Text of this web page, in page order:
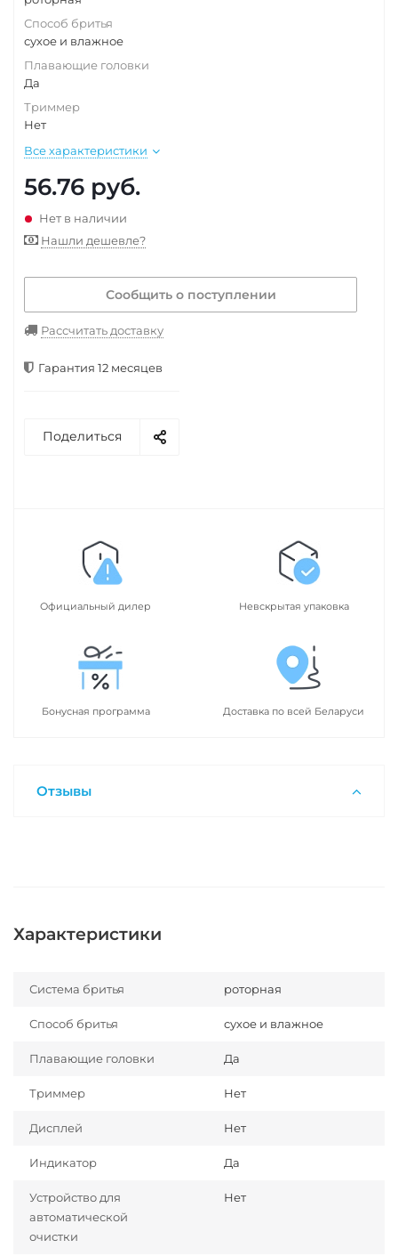
Способ бритья
сухое и влажное
Плавающие головки
Да
Триммер
Нет
Все характеристики
56.76 руб.
Нет в наличии
Нашли дешевле?
Сообщить о поступлении
Рассчитать доставку
Гарантия 12 месяцев
Поделиться
Официальный дилер Невскрытая упаковка
Бонусная программа Доставка по всей Беларуси
Отзывы
Характеристики
Система бритья роторная
Способ бритья сухое и влажное
Плавающие головки Да
Триммер Нет
Дисплей Нет
Индикатор Да
Устройство для
автоматической
очистки
Нет